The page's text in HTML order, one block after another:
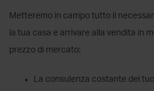
Metteremo in campo tutto il
la tua casa e arrivare alla vendita in
prezzo di mercato:
La consulenza costante del tuo